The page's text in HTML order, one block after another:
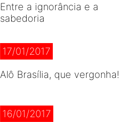
Entre a ignorância e a
sabedoria
17/01/2017
Alô Brasília, que vergonha!
16/01/2017